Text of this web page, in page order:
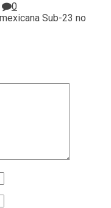
0
Sub-23 no